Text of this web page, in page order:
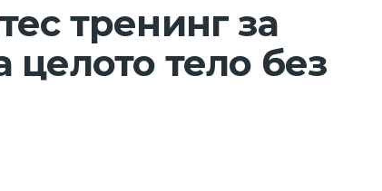
тренинг за
целото тело без